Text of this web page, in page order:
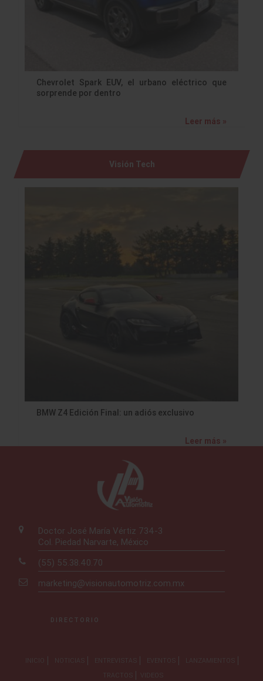
Chevrolet Spark EUV, el urbano eléctrico que
sorprende por dentro
Leer más »
Visión Tech
BMW Z4 Edición Final: un adiós exclusivo
Leer más »
Doctor José María Vértiz 734-3
Col. Piedad Narvarte, México
(55) 55.38.40.70
marketing@visionautomotriz.com.mx
DIRECTORIO
INICIO NOTICIAS ENTREVISTAS EVENTOS
LANZAMIENTOS
TRACTOS
VIDEOS